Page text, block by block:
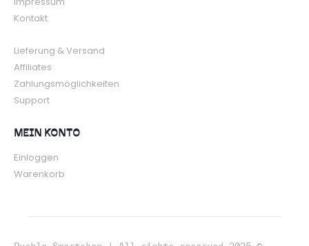
Kontakt
Lieferung & Versand
Affiliates
Zahlungsmöglichkeiten
Support
MEIN KONTO
Einloggen
Warenkorb